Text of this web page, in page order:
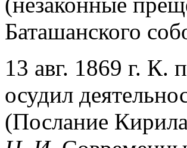
Баташанского
13 авг. 1869 г. К.
осудил
(Послание